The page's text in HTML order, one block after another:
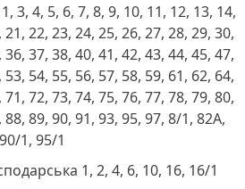
3, 4, 5, 6, 7, 8, 9, 10, 11, 12, 13, 14,
22, 23, 24, 25, 26, 27, 28, 29, 30,
37, 38, 40, 41, 42, 43, 44, 45, 47,
54, 55, 56, 57, 58, 59, 61, 62, 64,
72, 73, 74, 75, 76, 77, 78, 79, 80,
88, 89, 90, 91, 93, 95, 97, 8/1, 82А,
1, 95/1
1, 2, 4, 6, 10, 16, 16/1